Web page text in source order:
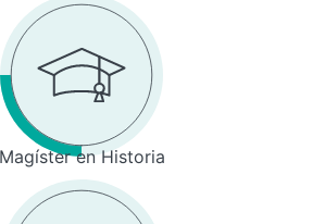
Magíster en Historia